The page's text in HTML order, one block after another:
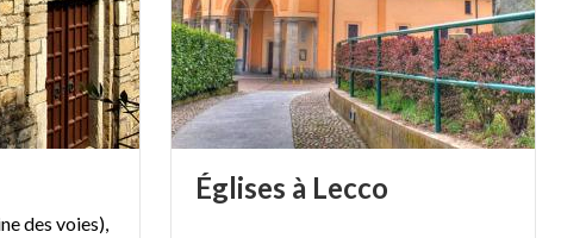
des voies),
Églises à Lecco